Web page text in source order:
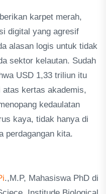
karpet merah,
digital yang agresif
alasan logis untuk tidak
sektor kelautan. Sudah
USD 1,33 triliun itu
atas kertas akademis,
kedaulatan
kaya, tidak hanya di
perdagangan kita.
.,M.P, Mahasiswa PhD di